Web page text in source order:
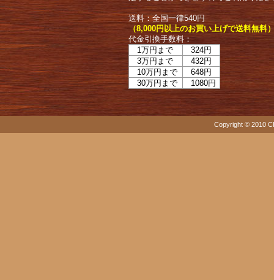
送料：全国一律540円
（8,000円以上のお買い上げで送料無料
代金引換手数料：
1万円まで
324円
3万円まで
432円
10万円まで
648円
30万円まで
1080円
Copyright © 2010